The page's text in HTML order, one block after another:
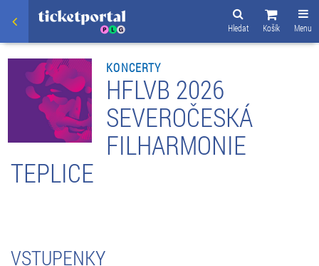
Menu
Košík
Hledat
KONCERTY
HFLVB 2026
SEVEROČESKÁ
FILHARMONIE
TEPLICE
VSTUPENKY